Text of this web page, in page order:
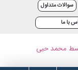
سوالات متداول
با ما
محمد حبی